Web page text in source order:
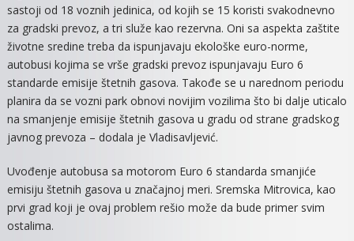
sastoji od 18 voznih jedinica, od kojih se 15 koristi svakodnevno
za gradski prevoz, a tri služe kao rezervna. Oni sa aspekta zaštite
životne sredine treba da ispunjavaju ekološke euro-norme,
autobusi kojima se vrše gradski prevoz ispunjavaju Euro 6
standarde emisije štetnih gasova. Takođe se u narednom periodu
planira da se vozni park obnovi novijim vozilima što bi dalje uticalo
na smanjenje emisije štetnih gasova u gradu od strane gradskog
javnog prevoza – dodala je Vladisavljević.
Uvođenje autobusa sa motorom Euro 6 standarda smanjiće
emisiju štetnih gasova u značajnoj meri. Sremska Mitrovica, kao
prvi grad koji je ovaj problem rešio može da bude primer svim
ostalima.